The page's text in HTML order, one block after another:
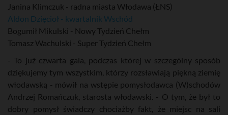
Janina Klimczuk - radna miasta Włodawa (ŁNS)
Aldon Dzięcioł - kwartalnik Wschód
Bogumił Mikulski - Nowy Tydzień Chełm
Tomasz Wachulski - Super Tydzień Chełm
- To już czwarta gala, podczas której w szczególny sposób
dziękujemy tym wszystkim, którzy rozsławiają piękną ziemię
włodawską - mówił na wstępie pomysłodawca (W)schodów
Andrzej Romańczuk, starosta włodawski. - O tym, że był to
dobry pomysł świadczy chociażby fakt, że miejsc na sali